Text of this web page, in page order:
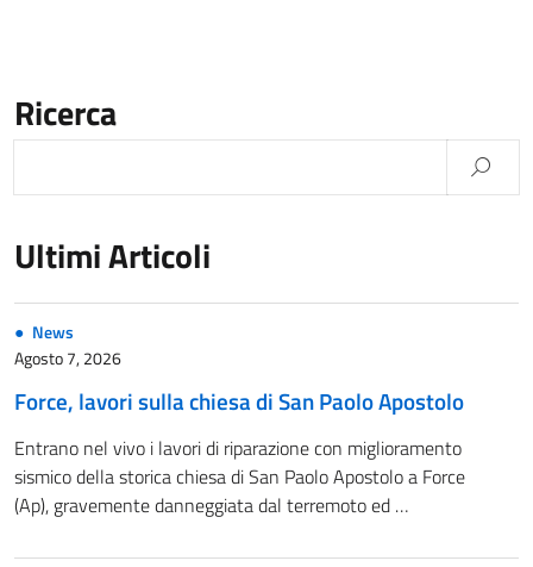
Ricerca
Ultimi Articoli
News
Agosto 7, 2026
Force, lavori sulla chiesa di San Paolo Apostolo
Entrano nel vivo i lavori di riparazione con miglioramento
sismico della storica chiesa di San Paolo Apostolo a Force
(Ap), gravemente danneggiata dal terremoto ed …